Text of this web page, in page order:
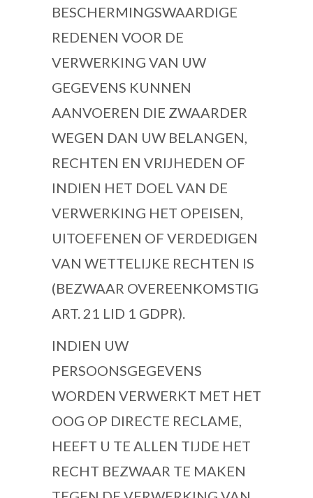
BESCHERMINGSWAARDIGE
REDENEN VOOR DE
VERWERKING VAN UW
GEGEVENS KUNNEN
AANVOEREN DIE ZWAARDER
WEGEN DAN UW BELANGEN,
RECHTEN EN VRIJHEDEN OF
INDIEN HET DOEL VAN DE
VERWERKING HET OPEISEN,
UITOEFENEN OF VERDEDIGEN
VAN WETTELIJKE RECHTEN IS
(BEZWAAR OVEREENKOMSTIG
ART. 21 LID 1 GDPR).
INDIEN UW
PERSOONSGEGEVENS
WORDEN VERWERKT MET HET
OOG OP DIRECTE RECLAME,
HEEFT U TE ALLEN TIJDE HET
RECHT BEZWAAR TE MAKEN